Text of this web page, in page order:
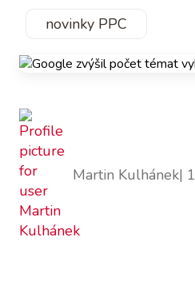
novinky PPC
Martin Kulhánek|